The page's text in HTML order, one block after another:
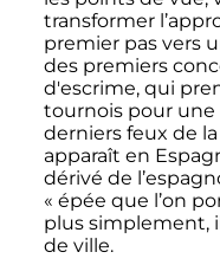
transformer
premier pas vers
des premiers
d'escrime, qui
tournois pour une
derniers feux de
apparaît en
dérivé de
« épée que l’on
plus simplement,
de ville.